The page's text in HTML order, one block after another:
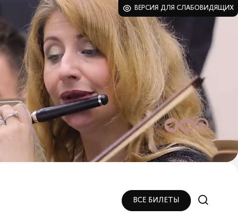
ВЕРСИЯ ДЛЯ СЛАБОВИДЯЩИХ
ВСЕ БИЛЕТЫ